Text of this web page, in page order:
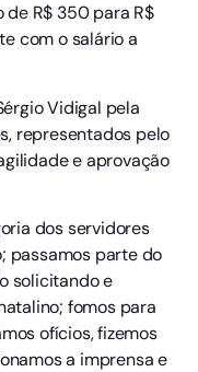
R$ 350 para R$
com o salário a
Vidigal pela
representados pelo
e aprovação
dos servidores
passamos parte do
solicitando e
fomos para
ofícios, fizemos
a imprensa e